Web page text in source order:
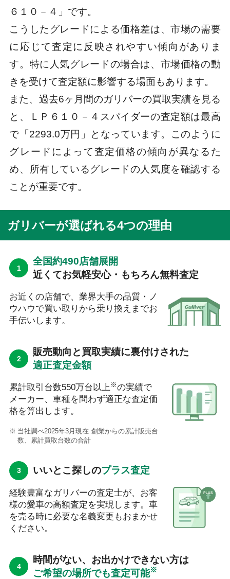
６１０－４」です。
こうしたグレードによる価格差は、市場の需要
に応じて査定に反映されやすい傾向がありま
す。特に人気グレードの場合は、市場価格の動
きを受けて査定額に影響する場面もあります。
また、過去6ヶ月間のガリバーの買取実績を見る
と、ＬＰ６１０－４スパイダーの査定額は最高
で「2293.0万円」となっています。このように
グレードによって査定価格の傾向が異なるた
め、所有しているグレードの人気度を確認する
ことが重要です。
ガリバーが選ばれる4つの理由
全国約490店舗展開
近くてお気軽安心・もちろん無料査定
お近くの店舗で、業界大手の品質・ノ
ウハウで買い取りから乗り換えまでお
手伝いします。
販売動向と買取実績に裏付けされた
適正査定金額
累計取引台数550万台以上 ※の実績で
メーカー、車種を問わず適正な査定価
格を算出します。
当社調べ2025年3月現在 創業からの累計販売台
数、累計買取台数の合計
いいとこ探しのプラス査定
経験豊富なガリバーの査定士が、お客
様の愛車の高額査定を実現します。車
を売る時に必要な名義変更もおまかせ
ください。
時間がない、お出かけできない方は
ご希望の場所でも査定可能※